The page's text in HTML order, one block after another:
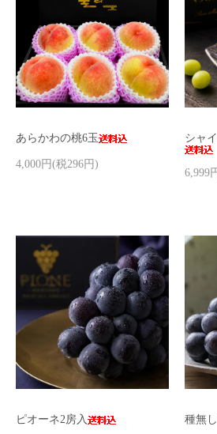
あらかわの桃6玉
4,000円(税296円)
シャ
6,999
ピオーネ2房入 種無